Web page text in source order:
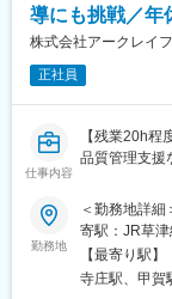
導にも挑戦／年
株式会社アークレイ
正社員
仕事内容
【残業20h
品質管理支援
■職務内容：
当社で製造
＜具体的な業
勤務地
＜勤務地詳
寄駅：JR草
変更の範囲：
【最寄り駅】
寺庄駅、甲賀